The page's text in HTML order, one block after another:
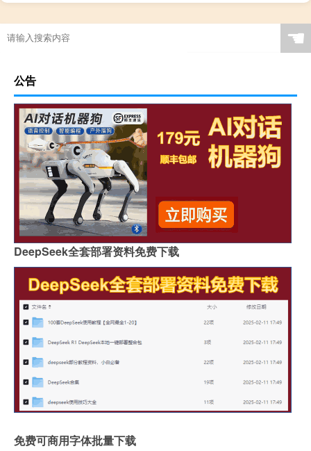
☚
公告
DeepSeek全套部署资料免费下载
免费可商用字体批量下载